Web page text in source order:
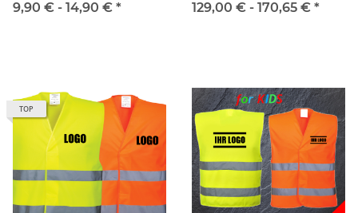
in 6 Größen AKTION!
9,90 € - 14,90 € * 20471:2013 mit 1.fbg. Druck
129,00 € - 170,65 € *
TOP